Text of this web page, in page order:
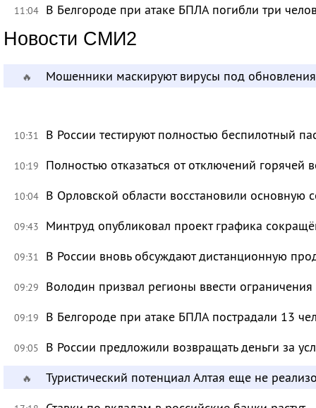
11:04 В Белгороде при атаке БПЛА погибли три
Новости СМИ2
🔥 Мошенники маскируют вирусы под
10:31 В России тестируют полностью беспилотный
10:19 Полностью отказаться от отключений горячей
10:04 В Орловской области восстановили основную
09:43 Минтруд опубликовал проект графика
09:31 В России вновь обсуждают дистанционную
09:29 Володин призвал регионы ввести
09:19 В Белгороде при атаке БПЛА пострадали 13
09:05 В России предложили возвращать деньги за
🔥 Туристический потенциал Алтая еще не